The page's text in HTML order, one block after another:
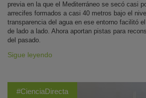
previa en la que el Mediterráneo se secó casi
arrecifes formados a casi 40 metros bajo el
transparencia del agua en ese entorno facilitó
de lado a lado. Ahora aportan pistas para
del pasado.
Sigue leyendo
#CienciaDirecta